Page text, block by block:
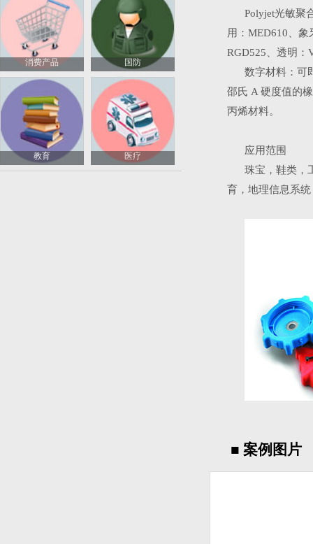
消费产品 国防
教育 医疗
Polyjet光敏聚
用：MED610、象
RGD525、透明：
数字材料：可
邵氏 A 硬度值的
丙烯材料。
应用范围
珠宝，鞋类，
育，地理信息系
■ 案例图片